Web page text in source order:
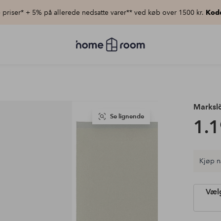
+ 5% på allerede nedsatte varer** ved køb over 1500 kr.
Homeroom
–
Se lignende
Kjøp